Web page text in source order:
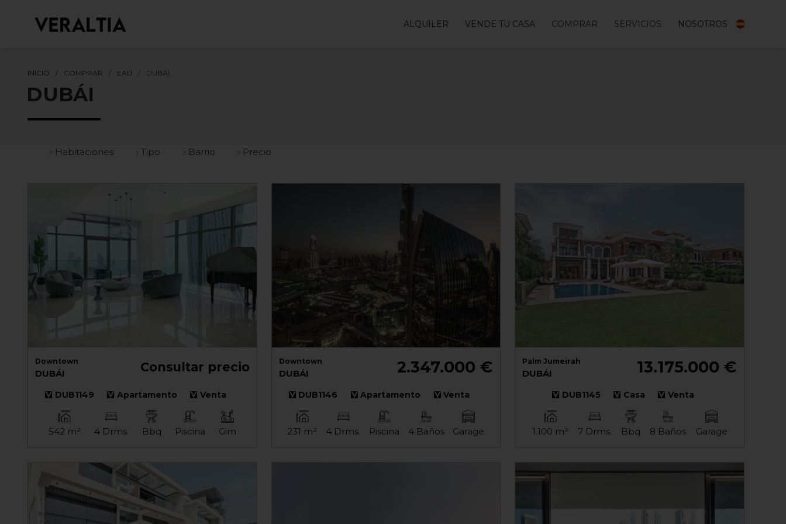
ALQUILER VENDE TU CASA COMPRAR SERVICIOS NOSOTROS
INICIO COMPRAR EAU DUBÁI
DUBÁI
Habitaciones Tipo Barrio Precio
Downtown
DUBÁI Consultar precio
DUB1149 Apartamento Venta
542 m² 4 Drms. Bbq Piscina Gim
Downtown
DUBÁI 2.347.000 €
DUB1146 Apartamento Venta
231 m² 4 Drms. Piscina 4 Baños Garage
Palm Jumeirah
DUBÁI 13.175.000 €
DUB1145 Casa Venta
1.100 m² 7 Drms. Bbq 8 Baños Garage